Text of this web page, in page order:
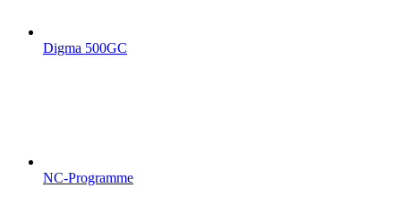
Digma 500GC
NC-Programme